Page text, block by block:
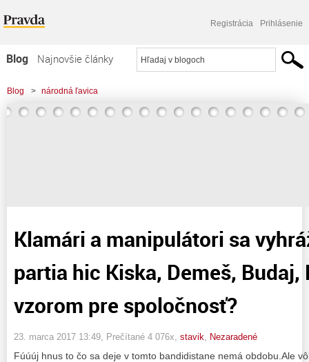
Registrácia Prihlásenie
Blog
Najnovšie články
Najčítanejšie články
Najkomentovanejšie články
Blog > národná ľavica
> Klamári a manipulátori sa vyhrážajú alebo partia hic Kiska, Demeš, Budaj,
Klamári a manipulátori sa
partia hic Kiska, Demeš,
vzorom pre spoločnosť?
23. marca 2017 13:49 , Prečítané 4 076x, stavik Nezaradené
Fúúúj hnus to čo sa deje v tomto bandidistane nemá obdobu.Ale